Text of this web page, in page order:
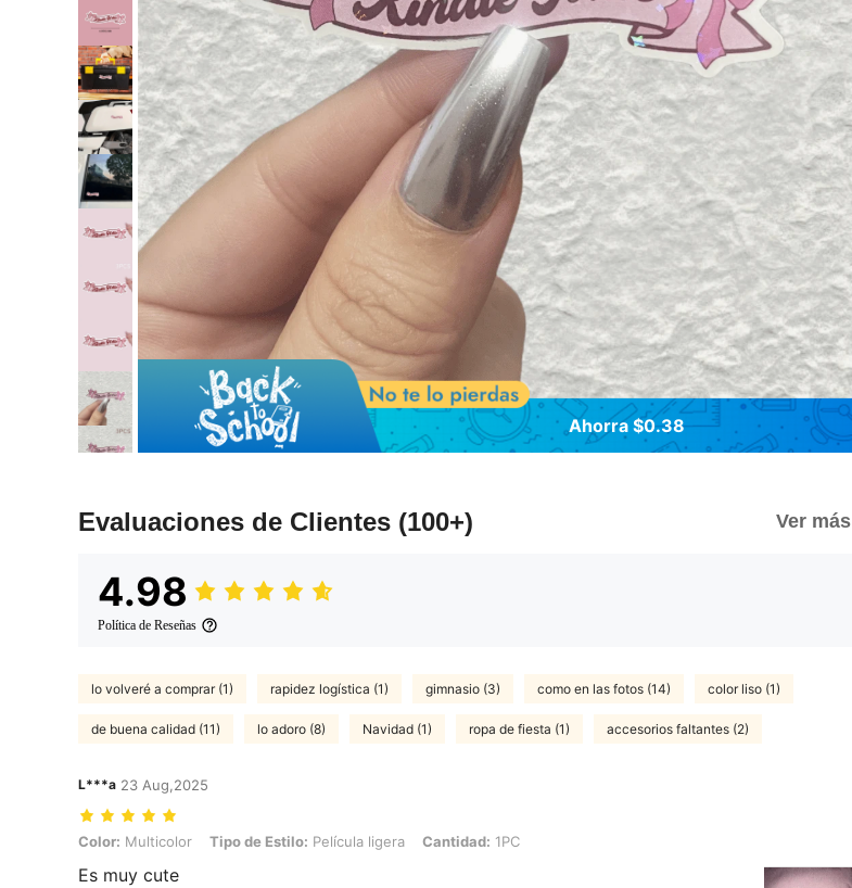
Ahorra $0.38
Evaluaciones de Clientes (100+) Ver más
4.98
Política de Reseñas
lo volveré a comprar (1) rapidez logística (1) gimnasio (3) como en las fotos (14) color liso (1)
de buena calidad (11) lo adoro (8) Navidad (1) ropa de fiesta (1) accesorios faltantes (2)
L***a 23 Aug,2025
Color: Multicolor, Tipo de Estilo: Película ligera, Cantidad: 1PC
Color: Multicolor Tipo de Estilo: Película ligera Cantidad: 1PC
Es muy cute